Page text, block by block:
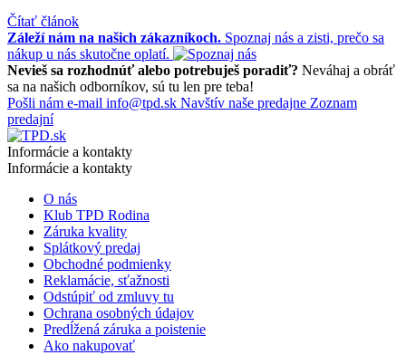
Čítať článok
Záleží nám na našich zákazníkoch. Spoznaj nás a zisti, prečo sa
nákup u nás skutočne oplatí.
Nevieš sa rozhodnúť alebo potrebuješ poradiť? Neváhaj a obráť
sa na našich odborníkov, sú tu len pre teba!
Pošli nám e-mail info@tpd.sk Navštív naše predajne Zoznam
predajní
Informácie a kontakty
Informácie a kontakty
O nás
Klub TPD Rodina
Záruka kvality
Splátkový predaj
Obchodné podmienky
Reklamácie, sťažnosti
Odstúpiť od zmluvy tu
Ochrana osobných údajov
Predĺžená záruka a poistenie
Ako nakupovať